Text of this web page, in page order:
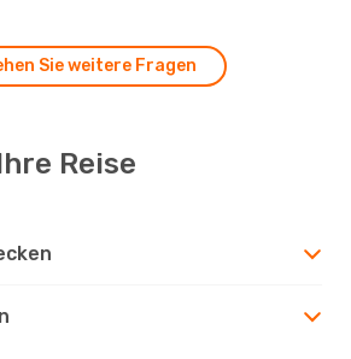
Sie weitere Fragen
Reise